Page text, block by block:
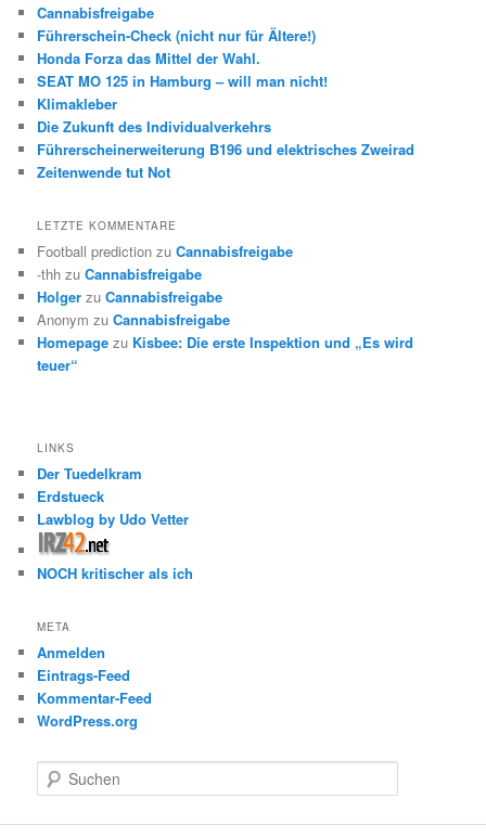
Cannabisfreigabe
Führerschein-Check (nicht nur für Ältere!)
Honda Forza das Mittel der Wahl.
SEAT MO 125 in Hamburg – will man nicht!
Klimakleber
Die Zukunft des Individualverkehrs
Führerscheinerweiterung B196 und elektrisches Zweirad
Zeitenwende tut Not
LETZTE KOMMENTARE
Football prediction zuCannabisfreigabe
-thh zuCannabisfreigabe
Holger zuCannabisfreigabe
Anonym zuCannabisfreigabe
Homepage zu Kisbee: Die erste Inspektion und „Es wird
teuer“
LINKS
Der Tuedelkram
Erdstueck
Lawblog by Udo Vetter
NOCH kritischer als ich
META
Anmelden
Eintrags-Feed
Kommentar-Feed
WordPress.org
u